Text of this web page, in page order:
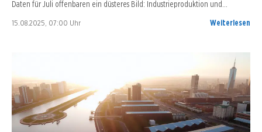
Daten für Juli offenbaren ein düsteres Bild: Industrieproduktion und…
15.08.2025, 07:00 Uhr Weiterlesen